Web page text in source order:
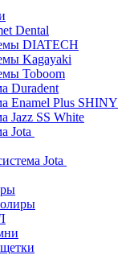
Dental
DIATECH
Kagayaki
Toboom
Duradent
Enamel Plus SHINY
Jazz SS White
Jota
Jota